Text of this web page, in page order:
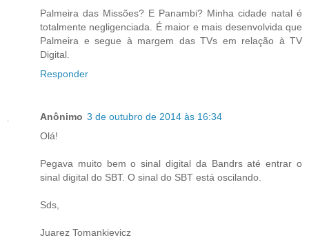
Palmeira das Missões? E Panambi? Minha cidade natal é
totalmente negligenciada. É maior e mais desenvolvida que
Palmeira e segue à margem das TVs em relação à TV
Digital.
Responder
Anônimo 3 de outubro de 2014 às 16:34
Olá!
Pegava muito bem o sinal digital da Bandrs até entrar o
sinal digital do SBT. O sinal do SBT está oscilando.
Sds,
Juarez Tomankievicz